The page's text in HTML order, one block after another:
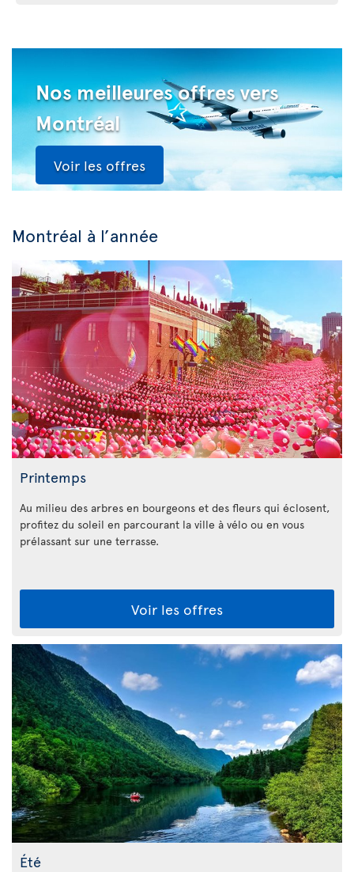
Nos meilleures offres vers
Montréal
Voir les offres
Montréal à l’année
Printemps
Au milieu des arbres en bourgeons et des fleurs qui éclosent,
profitez du soleil en parcourant la ville à vélo ou en vous
prélassant sur une terrasse.
Voir les offres
Été